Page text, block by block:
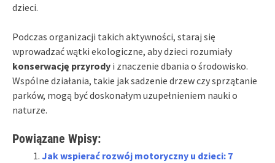
dzieci.
Podczas organizacji takich aktywności, staraj się
wprowadzać wątki ekologiczne, aby dzieci rozumiały
konserwację przyrody i znaczenie dbania o środowisko.
Wspólne działania, takie jak sadzenie drzew czy sprzątanie
parków, mogą być doskonałym uzupełnieniem nauki o
naturze.
Powiązane Wpisy:
Jak wspierać rozwój motoryczny u dzieci: 7